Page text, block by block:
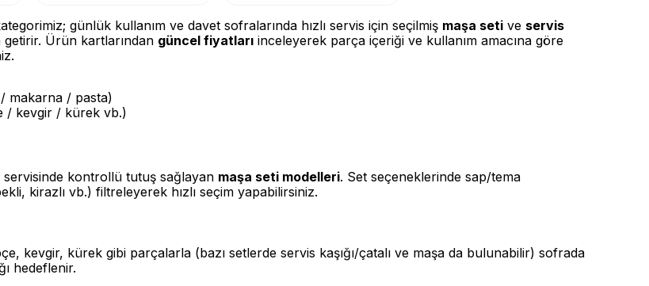
günlük kullanım ve davet sofralarında hızlı servis için seçilmiş maşa seti ve servis
getirir. Ürün kartlarından güncel fiyatları inceleyerek parça içeriği ve kullanım amacına göre
makarna / pasta)
/ kevgir / kürek vb.)
kontrollü tutuş sağlayan maşa seti modelleri. Set seçeneklerinde sap/tema
kirazlı vb.) filtreleyerek hızlı seçim yapabilirsiniz.
kevgir, kürek gibi parçalarla (bazı setlerde servis kaşığı/çatalı ve maşa da bulunabilir) sofrada
hedeflenir.